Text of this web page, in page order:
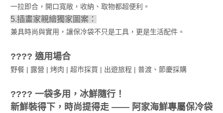
一拉即合，開口寬敞，收納、取物都超便利。
5.插畫家親繪獨家圖案：
兼具時尚與實用，讓保冷袋不只是工具，更是生活配件。
???? 適用場合
野餐 | 露營 | 烤肉 | 超市採買 | 出遊旅程 | 普渡、節慶採購
???? 一袋多用，冰鮮隨行！
新鮮裝得下，時尚提得走 —— 阿家海鮮專屬保冷袋